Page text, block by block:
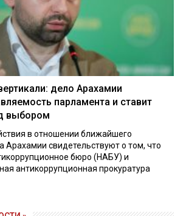
дело Арахамии
парламента и ставит
выбором
в отношении ближайшего
свидетельствуют о том, что
бюро (НАБУ) и
антикоррупционная прокуратура